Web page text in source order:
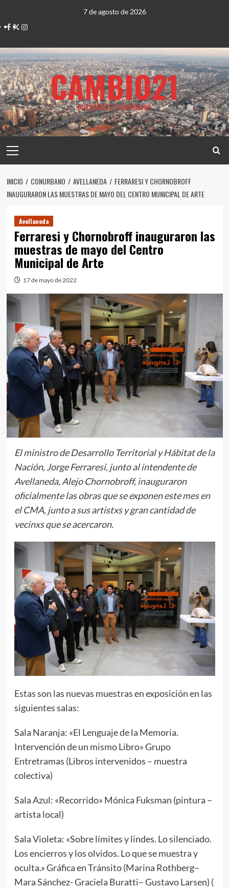
contenido
7 de agosto de 2026
Facebook
TwitterInstagram
CAMBIO21
NOTICIAS DEL CONURBANO
principal
INICIO CONURBANO AVELLANEDA
FERRARESI Y CHORNOBROFF
INAUGURARON LAS MUESTRAS DE MAYO DEL CENTRO MUNICIPAL DE ARTE
Avellaneda
Ferraresi y Chornobroff inauguraron las
muestras de mayo del Centro
Municipal de Arte
17 de mayo de 2022
El ministro de Desarrollo Territorial y Hábitat de la
Nación, Jorge Ferraresi, junto al intendente de
Avellaneda, Alejo Chornobroff, inauguraron
oficialmente las obras que se exponen este mes en
el CMA, junto a sus artistxs y gran cantidad de
vecinxs que se acercaron.
Estas son las nuevas muestras en exposición en las
siguientes salas:
Sala Naranja: «El Lenguaje de la Memoria.
Intervención de un mismo Libro» Grupo
Entretramas (Libros intervenidos – muestra
colectiva)
Sala Azul: «Recorrido» Mónica Fuksman (pintura –
artista local)
Sala Violeta: «Sobre límites y lindes. Lo silenciado.
Los encierros y los olvidos. Lo que se muestra y
oculta.» Gráfica en Tránsito (Marina Rothberg–
Mara Sánchez- Graciela Buratti– Gustavo Larsen) (